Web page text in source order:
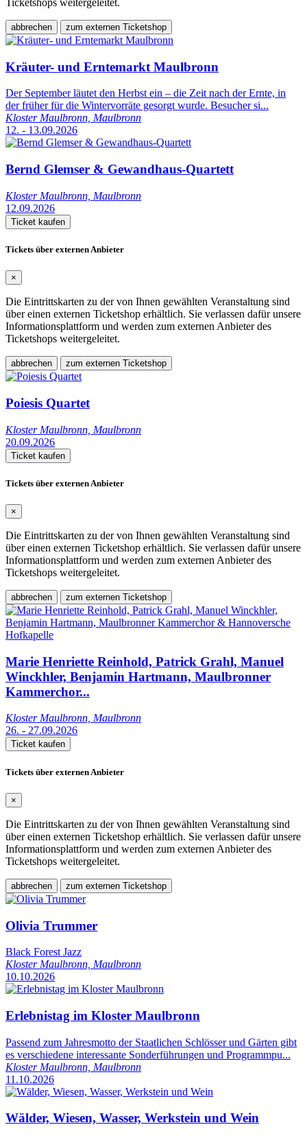
Ticketshops weitergeleitet.
abbrechen zum externen Ticketshop
Kräuter- und Erntemarkt Maulbronn
Der September läutet den Herbst ein – die Zeit nach der Ernte, in
der früher für die Wintervorräte gesorgt wurde. Besucher si...
Kloster Maulbronn, Maulbronn
12. - 13.09.2026
Bernd Glemser & Gewandhaus-Quartett
Kloster Maulbronn, Maulbronn
12.09.2026
Ticket kaufen
Tickets über externen Anbieter
×
Die Eintrittskarten zu der von Ihnen gewählten Veranstaltung sind
über einen externen Ticketshop erhältlich. Sie verlassen dafür unsere
Informationsplattform und werden zum externen Anbieter des
Ticketshops weitergeleitet.
abbrechen zum externen Ticketshop
Poiesis Quartet
Kloster Maulbronn, Maulbronn
20.09.2026
Ticket kaufen
Tickets über externen Anbieter
×
Die Eintrittskarten zu der von Ihnen gewählten Veranstaltung sind
über einen externen Ticketshop erhältlich. Sie verlassen dafür unsere
Informationsplattform und werden zum externen Anbieter des
Ticketshops weitergeleitet.
abbrechen zum externen Ticketshop
Marie Henriette Reinhold, Patrick Grahl, Manuel
Winckhler, Benjamin Hartmann, Maulbronner
Kammerchor...
Kloster Maulbronn, Maulbronn
26. - 27.09.2026
Ticket kaufen
Tickets über externen Anbieter
×
Die Eintrittskarten zu der von Ihnen gewählten Veranstaltung sind
über einen externen Ticketshop erhältlich. Sie verlassen dafür unsere
Informationsplattform und werden zum externen Anbieter des
Ticketshops weitergeleitet.
abbrechen zum externen Ticketshop
Olivia Trummer
Black Forest Jazz
Kloster Maulbronn, Maulbronn
10.10.2026
Erlebnistag im Kloster Maulbronn
Passend zum Jahresmotto der Staatlichen Schlösser und Gärten gibt
es verschiedene interessante Sonderführungen und Programmpu...
Kloster Maulbronn, Maulbronn
11.10.2026
Wälder, Wiesen, Wasser, Werkstein und Wein